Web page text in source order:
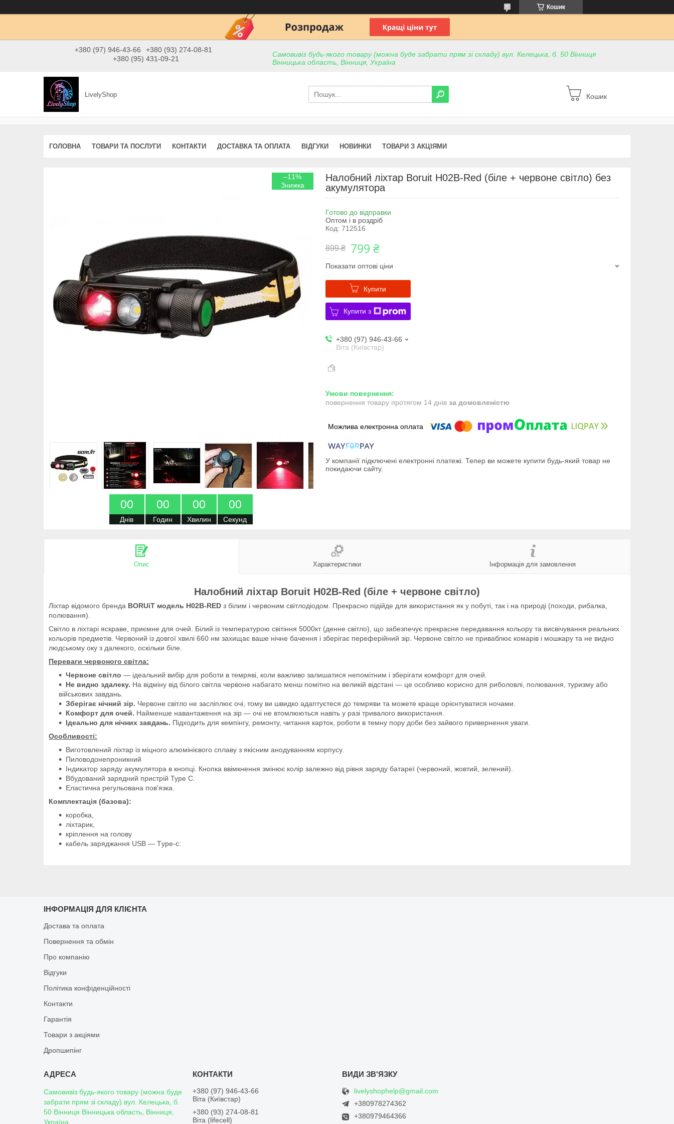
Кошик
+380 (97) 946-43-66
+380 (93) 274-08-81
+380 (95) 431-09-21
Самовивіз будь-якого товару (можна буде забрати прям зі складу) вул. Келецька, б. 50 Вінниця
Вінницька область, Вінниця, Україна
LivelyShop Кошик
ГОЛОВНА ТОВАРИ ТА ПОСЛУГИ КОНТАКТИ ДОСТАВКА ТА ОПЛАТА ВІДГУКИ НОВИНКИ ТОВАРИ З АКЦІЯМИ
–11%
00
Днів
00
Годин
00
Хвилин
00
Секунд
Налобний ліхтар Boruit H02B-Red (біле + червоне світло) без
акумулятора
Готово до відправки
Оптом і в роздріб
Код: 712516
899 ₴ 799 ₴
Показати оптові ціни
Купити
Купити з
+380 (97) 946-43-66
Віта (Київстар)
повернення товару протягом 14 днів за домовленістю
У компанії підключені електронні платежі. Тепер ви можете купити будь-який товар не
покидаючи сайту.
Опис Характеристики Інформація для замовлення
Налобний ліхтар Boruit H02B-Red (біле + червоне світло)
Ліхтар відомого бренда BORUiT модель H02B-RED з білим і червоним світлодіодом. Прекрасно підійде для використання як у побуті, так і на природі (походи, рибалка,
полювання).
Світло в ліхтарі яскраве, приємне для очей. Білий із температурою світіння 5000кт (денне світло), що забезпечує прекрасне передавання кольору та висвічування реальних
кольорів предметів. Червоний із довгої хвилі 660 нм захищає ваше нічне бачення і зберігає переферійний зір. Червоне світло не приваблює комарів і мошкару та не видно
людському оку з далекого, оскільки біле.
Переваги червоного світла:
Червоне світло — ідеальний вибір для роботи в темряві, коли важливо залишатися непомітним і зберігати комфорт для очей.
Не видно здалеку. На відміну від білого світла червоне набагато менш помітно на великій відстані — це особливо корисно для риболовлі, полювання, туризму або
військових завдань.
Зберігає нічний зір. Червоне світло не засліплює очі, тому ви швидко адаптуєтеся до темряви та можете краще орієнтуватися ночами.
Комфорт для очей. Найменше навантаження на зір — очі не втомлюються навіть у разі тривалого використання.
Ідеально для нічних завдань. Підходить для кемпінгу, ремонту, читання карток, роботи в темну пору доби без зайвого привернення уваги.
Особливості:
Виготовлений ліхтар із міцного алюмінієвого сплаву з якісним анодуванням корпусу.
Пиловодонепроникний
Індикатор заряду акумулятора в кнопці. Кнопка ввімкнення змінює колір залежно від рівня заряду батареї (червоний, жовтий, зелений).
Вбудований зарядний пристрій Type C.
Еластична регульована пов'язка.
Комплектація (базова):
коробка,
ліхтарик,
кріплення на голову
кабель заряджання USB — Тype-c:
ІНФОРМАЦІЯ ДЛЯ КЛІЄНТА
Достава та оплата
Повернення та обмін
Про компанію
Відгуки
Політика конфіденційності
Контакти
Гарантія
Товари з акціями
Дропшипінг
Самовивіз будь-якого товару (можна буде
забрати прям зі складу) вул. Келецька, б.
50 Вінниця Вінницька область, Вінниця,
Україна
+380 (97) 946-43-66
Віта (Київстар)
+380 (93) 274-08-81
Віта (lifecell)
livelyshophelp@gmail.com
+380978274362
+380979464366